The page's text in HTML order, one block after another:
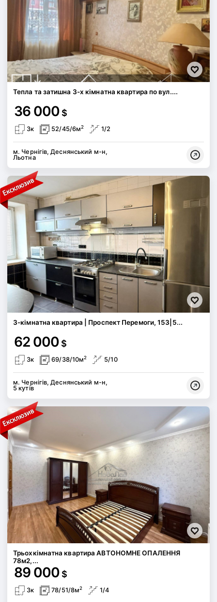
Тепла та затишна 3-х кімнатна квартира по вул....
36 000 $
3к 52/45/6м2 1/2
м. Чернігів, Деснянський м-н,
Льотна
3-кімнатна квартира | Проспект Перемоги, 153|5...
62 000 $
3к 69/38/10м2 5/10
м. Чернігів, Деснянський м-н,
5 кутів
Трьохкімнатна квартира АВТОНОМНЕ ОПАЛЕННЯ
78м2,...
89 000 $
3к 78/51/8м2 1/4